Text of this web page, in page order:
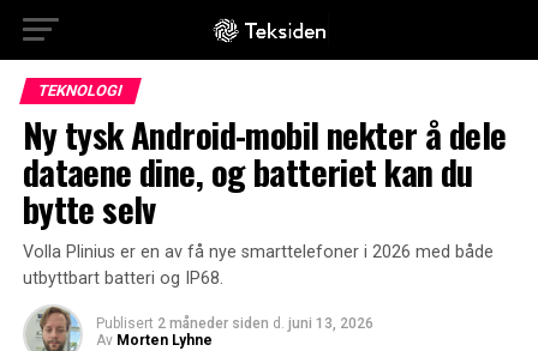
TEKNOLOGI
Ny tysk Android-mobil nekter å dele
dataene dine, og batteriet kan du
bytte selv
Volla Plinius er en av få nye smarttelefoner i 2026 med både
utbyttbart batteri og IP68.
Publisert 2 måneder siden d. juni 13, 2026
Av Morten Lyhne